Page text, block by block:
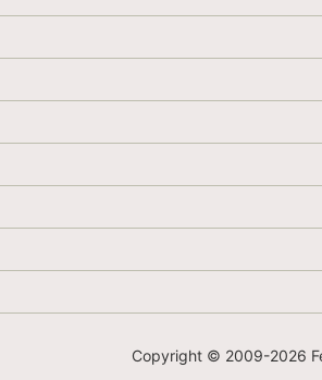
Copyright © 2009-2026